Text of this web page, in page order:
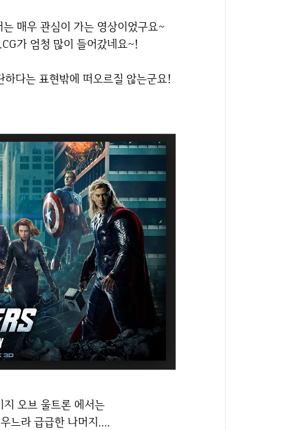
는 매우 관심이 가는 영상이었구요~
가 엄청 많이 들어갔네요~!
하다는 표현밖에 떠오르질 않는군요!
지 오브 울트론 에서는
우느라 급급한 나머지....